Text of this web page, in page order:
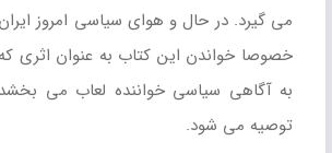
می گیرد. در حال و هوای سیاسی امروز ایران
خصوصا خواندن این کتاب به عنوان اثری که
به آگاهی سیاسی خواننده لعاب می بخشد
توصیه می شود.